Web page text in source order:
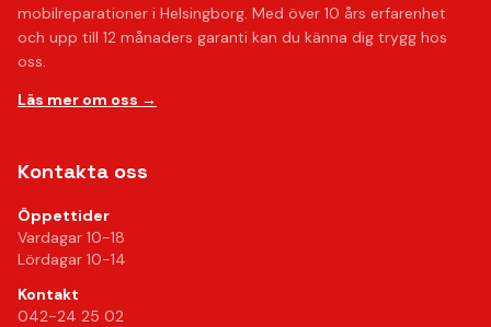
mobilreparationer i Helsingborg. Med över 10 års erfarenhet
och upp till 12 månaders garanti kan du känna dig trygg hos
oss.
Läs mer om oss →
Kontakta oss
Öppettider
Vardagar 10-18
Lördagar 10-14
Kontakt
042-24 25 02